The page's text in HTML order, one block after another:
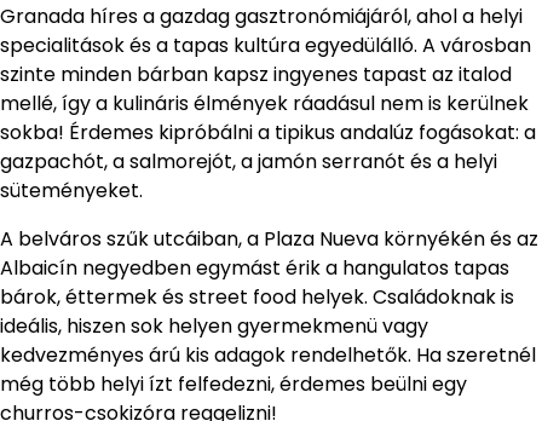
Granada híres a gazdag gasztronómiájáról, ahol a helyi
specialitások és a tapas kultúra egyedülálló. A városban
szinte minden bárban kapsz ingyenes tapast az italod
mellé, így a kulináris élmények ráadásul nem is kerülnek
sokba! Érdemes kipróbálni a tipikus andalúz fogásokat: a
gazpachót, a salmorejót, a jamón serranót és a helyi
süteményeket.
A belváros szűk utcáiban, a Plaza Nueva környékén és az
Albaicín negyedben egymást érik a hangulatos tapas
bárok, éttermek és street food helyek. Családoknak is
ideális, hiszen sok helyen gyermekmenü vagy
kedvezményes árú kis adagok rendelhetők. Ha szeretnél
még több helyi ízt felfedezni, érdemes beülni egy
churros-csokizóra reggelizni!